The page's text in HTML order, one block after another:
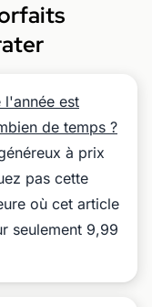
l'année est
de temps ?
à prix
pas cette
où cet article
seulement 9,99